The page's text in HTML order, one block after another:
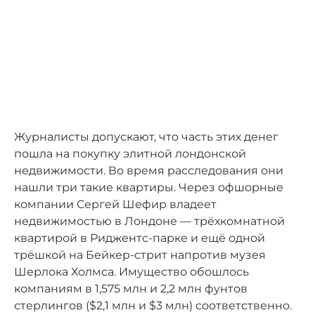
Журналисты допускают, что часть этих денег
пошла на покупку элитной лондонской
недвижимости. Во время расследования они
нашли три такие квартиры. Через офшорные
компании Сергей Шефир владеет
недвижимостью в Лондоне — трёхкомнатной
квартирой в Риджентс-парке и ещё одной
трёшкой на Бейкер-стрит напротив музея
Шерлока Холмса. Имущество обошлось
компаниям в 1,575 млн и 2,2 млн фунтов
стерлингов ($2,1 млн и $3 млн) соответственно.